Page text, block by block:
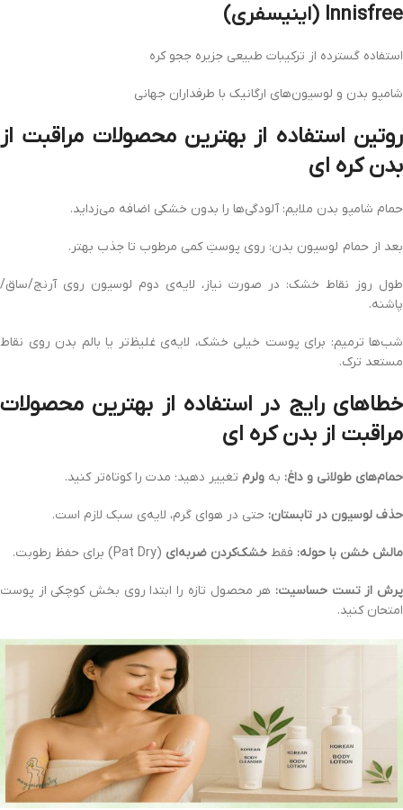
Innisfree (اینیسفری)
استفاده گسترده از ترکیبات طبیعی جزیره ججو کره
شامپو بدن و لوسیون‌های ارگانیک با طرفداران جهانی
روتین استفاده از بهترین محصولات مراقبت از
بدن کره‌ ای
حمام شامپو بدن ملایم: آلودگی‌ها را بدون خشکی اضافه می‌زداید.
بعد از حمام لوسیون بدن: روی پوستِ کمی مرطوب تا جذب بهتر.
طول روز نقاط خشک: در صورت نیاز، لایه‌ی دوم لوسیون روی آرنج/ساق/
پاشنه.
شب‌ها ترمیم: برای پوست خیلی خشک، لایه‌ی غلیظ‌تر یا بالم بدن روی نقاط
مستعد ترک.
خطاهای رایج در استفاده از بهترین محصولات
مراقبت از بدن کره‌ ای
حمام‌های طولانی و داغ: به ولرم تغییر دهید؛ مدت را کوتاه‌تر کنید.
حذف لوسیون در تابستان: حتی در هوای گرم، لایه‌ی سبک لازم است.
مالش خشن با حوله: فقط خشک‌کردن ضربه‌ای (Pat Dry) برای حفظ رطوبت.
پرش از تست حساسیت: هر محصول تازه را ابتدا روی بخش کوچکی از پوست
امتحان کنید.